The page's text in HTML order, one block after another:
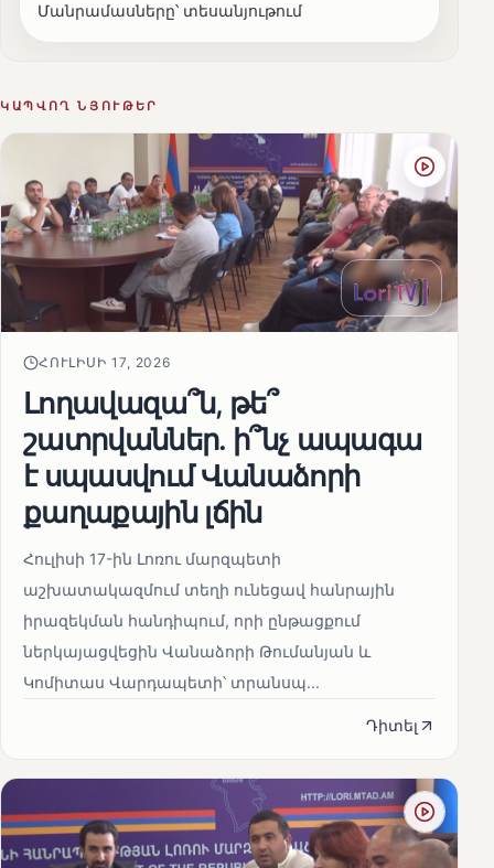
Մանրամասները՝ տեսանյութում
ԿԱՊՎՈՂ ՆՅՈՒԹԵՐ
ՀՈՒԼԻՍԻ 17, 2026
Լողավազա՞ն, թե՞
շատրվաններ. ի՞նչ ապագա
է սպասվում Վանաձորի
քաղաքային լճին
Հուլիսի 17-ին Լոռու մարզպետի
աշխատակազմում տեղի ունեցավ հանրային
իրազեկման հանդիպում, որի ընթացքում
ներկայացվեցին Վանաձորի Թումանյան և
Կոմիտաս Վարդապետի՝ տրանսպ...
Դիտել